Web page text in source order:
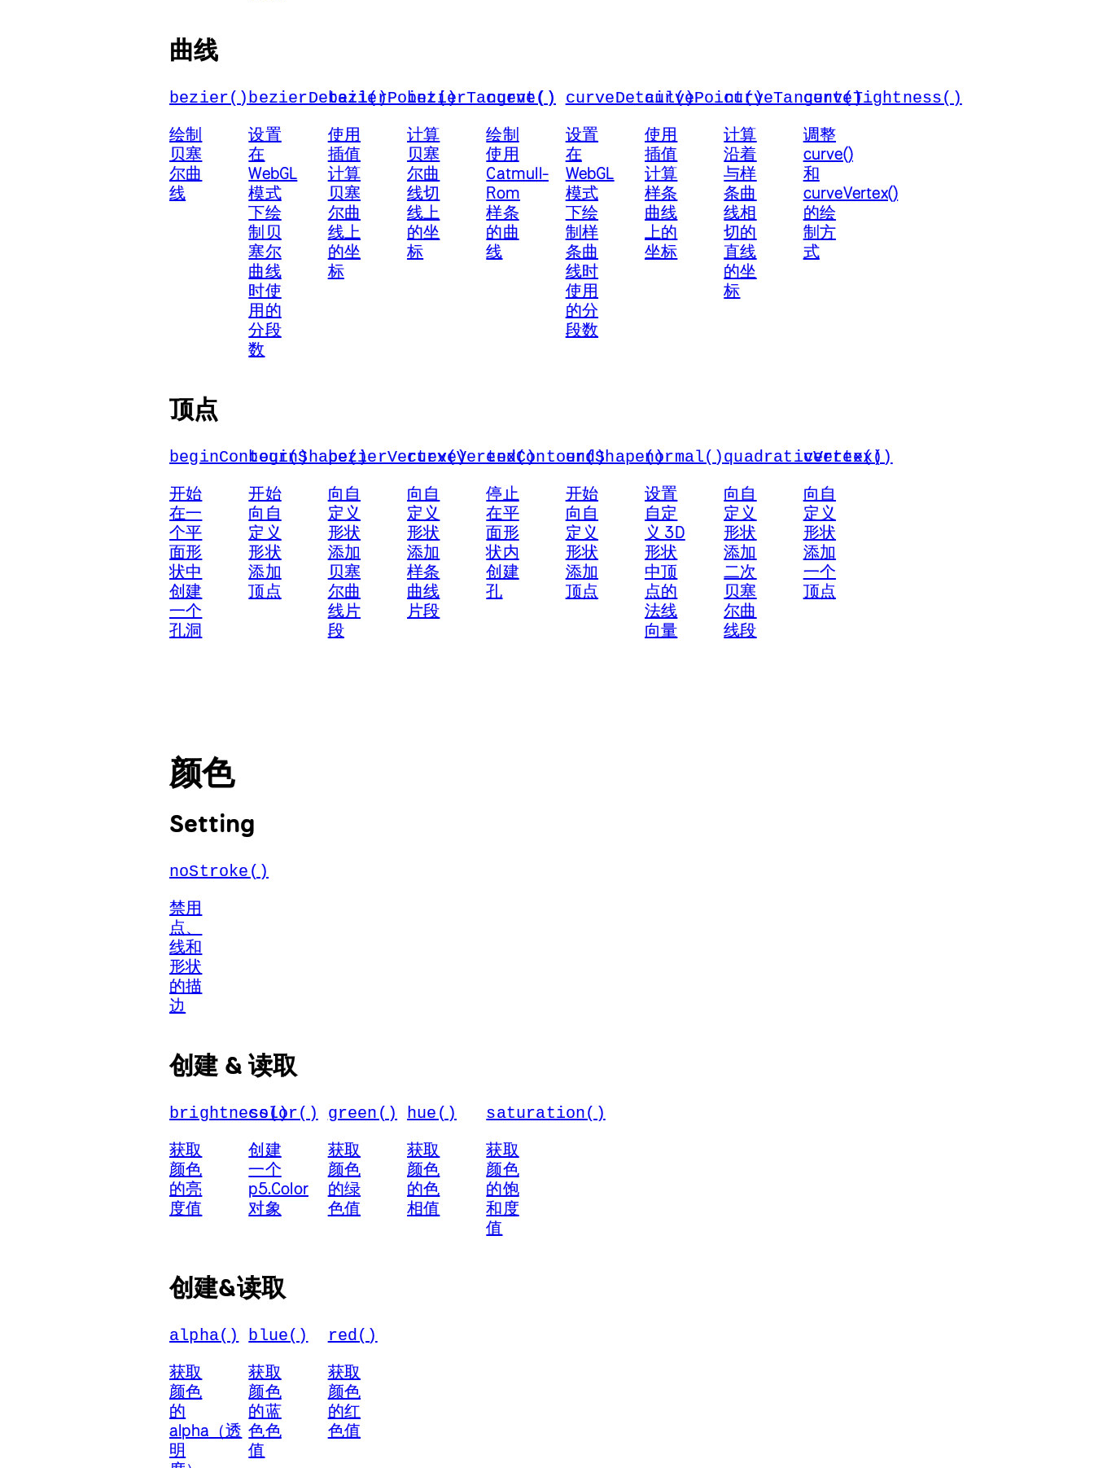
曲线
bezier()
绘制
贝塞
尔曲
线
bezierDetail()
设置
在
WebGL
模式
下绘
制贝
塞尔
曲线
时使
用的
分段
数
bezierPoint()
使用
插值
计算
贝塞
尔曲
线上
的坐
标
bezierTangent()
计算
贝塞
尔曲
线切
线上
的坐
标
curve()
绘制
使用
Catmull-
Rom
样条
的曲
线
curveDetail()
设置
在
WebGL
模式
下绘
制样
条曲
线时
使用
的分
段数
curvePoint()
使用
插值
计算
样条
曲线
上的
坐标
curveTangent()
计算
沿着
与样
条曲
线相
切的
直线
的坐
标
curveTightness()
调整
curve()
和
curveVertex()
的绘
制方
式
顶点
beginContour()
开始
在一
个平
面形
状中
创建
一个
孔洞
beginShape()
开始
向自
定义
形状
添加
顶点
bezierVertex()
向自
定义
形状
添加
贝塞
尔曲
线片
段
curveVertex()
向自
定义
形状
添加
样条
曲线
片段
endContour()
停止
在平
面形
状内
创建
孔
endShape()
开始
向自
定义
形状
添加
顶点
normal()
设置
自定
义 3D
形状
中顶
点的
法线
向量
quadraticVertex()
向自
定义
形状
添加
二次
贝塞
尔曲
线段
vertex()
向自
定义
形状
添加
一个
顶点
颜色
Setting
noStroke()
禁用
点、
线和
形状
的描
边
创建 & 读取
brightness()
获取
颜色
的亮
度值
color()
创建
一个
p5.Color
对象
green()
获取
颜色
的绿
色值
hue()
获取
颜色
的色
相值
saturation()
获取
颜色
的饱
和度
值
创建&读取
alpha()
获取
颜色
的
alpha（透
明
blue()
获取
颜色
的蓝
色色
值
red()
获取
颜色
的红
色值